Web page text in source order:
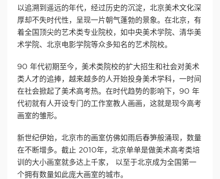
以追溯到遥远的年代，经过历史的沉淀，北京美术文化深
厚却不失时代性，呈现一片朝气蓬勃的景象。在北京，有
着全国顶尖的艺术类专业院校，如中央美术学院、清华美
术学院、北京电影学院等众多知名的艺术院校。
90 年代初期至今，美术类院校的扩大招生和社会对美术
类人才的追捧，越来越多的人开始投身美术学科，一时间
在社会掀起了美术高考热。在时代趋势的影响下，90 年
代初就有人开设专门的工作室教人画画，这就是现今高考
画室的雏形。
新世纪伊始，北京市的画室仿佛如雨后春笋般涌现，数量
在不断增多。截止 2010年，北京单单是做美术高考类培
训的大小画室就多达上千家， 以至于北京成为全国第一
个拥有数量如此庞大画室的城市。